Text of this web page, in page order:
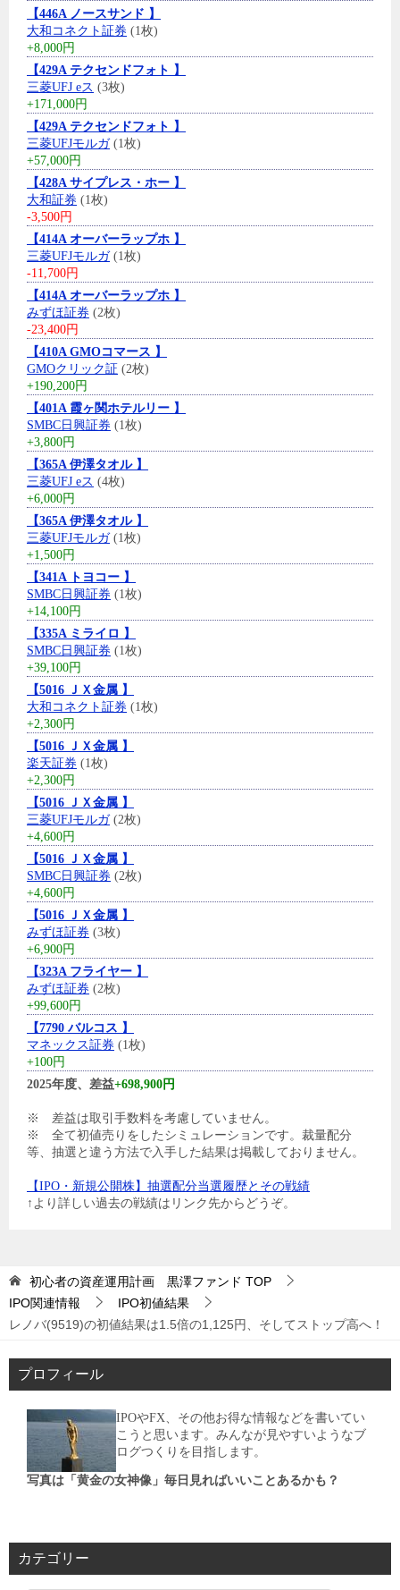
【446A ノースサンド 】
大和コネクト証券 (1枚)
+8,000円
【429A テクセンドフォト 】
三菱UFJ eス (3枚)
+171,000円
【429A テクセンドフォト 】
三菱UFJモルガ(1枚)
+57,000円
【428A サイプレス・ホー 】
大和証券 (1枚)
-3,500円
【414A オーバーラップホ 】
三菱UFJモルガ(1枚)
-11,700円
【414A オーバーラップホ 】
みずほ証券 (2枚)
-23,400円
【410A GMOコマース 】
GMOクリック証 (2枚)
+190,200円
【401A 霞ヶ関ホテルリー 】
SMBC日興証券 (1枚)
+3,800円
【365A 伊澤タオル 】
三菱UFJ eス (4枚)
+6,000円
【365A 伊澤タオル 】
三菱UFJモルガ(1枚)
+1,500円
【341A トヨコー 】
SMBC日興証券 (1枚)
+14,100円
【335A ミライロ 】
SMBC日興証券 (1枚)
+39,100円
【5016 ＪＸ金属 】
大和コネクト証券 (1枚)
+2,300円
【5016 ＪＸ金属 】
楽天証券 (1枚)
+2,300円
【5016 ＪＸ金属 】
三菱UFJモルガ(2枚)
+4,600円
【5016 ＪＸ金属 】
SMBC日興証券 (2枚)
+4,600円
【5016 ＪＸ金属 】
みずほ証券 (3枚)
+6,900円
【323A フライヤー 】
みずほ証券 (2枚)
+99,600円
【7790 バルコス 】
マネックス証券 (1枚)
+100円
2025年度、差益+698,900円
※ 差益は取引手数料を考慮していません。
※ 全て初値売りをしたシミュレーションです。裁量配分
等、抽選と違う方法で入手した結果は掲載しておりません。
【IPO・新規公開株】抽選配分当選履歴とその戦績
↑より詳しい過去の戦績はリンク先からどうぞ。
初心者の資産運用計画 黒澤ファンド TOP
IPO関連情報
IPO初値結果
レノバ(9519)の初値結果は1.5倍の1,125円、そしてストップ高へ！
プロフィール
IPOやFX、その他お得な情報などを書いてい
こうと思います。みんなが見やすいようなブ
ログつくりを目指します。
写真は「黄金の女神像」毎日見ればいいことあるかも？
カテゴリー